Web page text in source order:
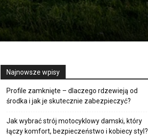
Najnowsze wpisy
Profile zamknięte – dlaczego rdzewieją od
środka i jak je skutecznie zabezpieczyć?
Jak wybrać strój motocyklowy damski, który
łączy komfort, bezpieczeństwo i kobiecy styl?